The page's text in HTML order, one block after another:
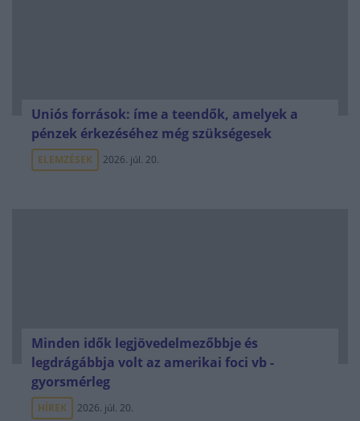
Uniós források: íme a teendők, amelyek a
pénzek érkezéséhez még szükségesek
ELEMZÉSEK 2026. júl. 20.
Minden idők legjövedelmezőbbje és
legdrágábbja volt az amerikai foci vb -
gyorsmérleg
HÍREK 2026. júl. 20.